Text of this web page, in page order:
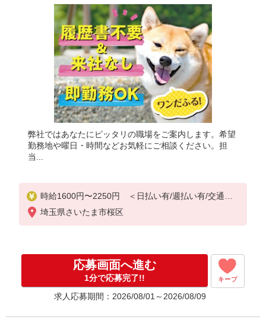
弊社ではあなたにピッタリの職場をご案内します。希望
勤務地や曜日・時間などお気軽にご相談ください。担
当...
時給1600円〜2250円 ＜日払い有/週払い有/交通費
全支給(ガソリン代含む)＞
埼玉県さいたま市桜区
応募画面へ進む
1分で応募完了!! キープ
求人応募期間：2026/08/01～2026/08/09